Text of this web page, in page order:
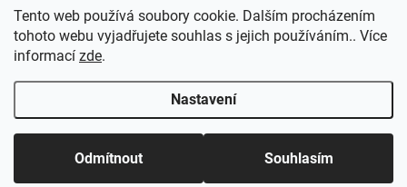
Tento web používá soubory cookie. Dalším procházením
tohoto webu vyjadřujete souhlas s jejich používáním.. Více
informací zde.
Nastavení
Odmítnout Souhlasím
FACEBOOK
Vytvořil Shoptet
Copyright 2026B4Fashion. Všechna práva vyhrazena.Upravit nastavení